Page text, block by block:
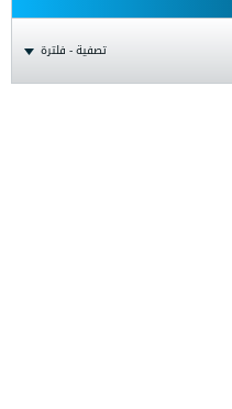
تصفية - فلترة